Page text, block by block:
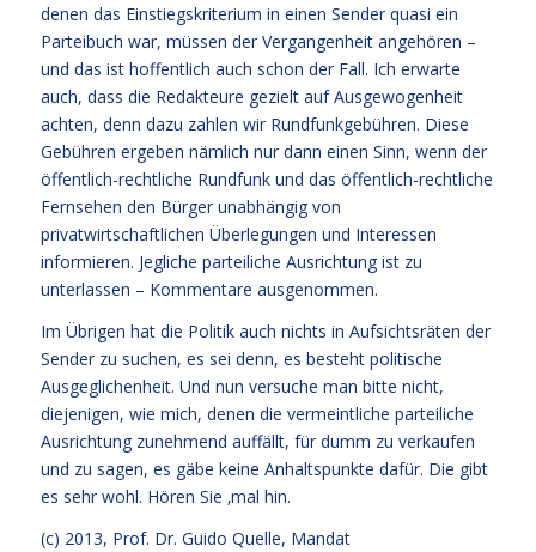
denen das Einstiegskriterium in einen Sender quasi ein
Parteibuch war, müssen der Vergangenheit angehören –
und das ist hoffentlich auch schon der Fall. Ich erwarte
auch, dass die Redakteure gezielt auf Ausgewogenheit
achten, denn dazu zahlen wir Rundfunkgebühren. Diese
Gebühren ergeben nämlich nur dann einen Sinn, wenn der
öffentlich-rechtliche Rundfunk und das öffentlich-rechtliche
Fernsehen den Bürger unabhängig von
privatwirtschaftlichen Überlegungen und Interessen
informieren. Jegliche parteiliche Ausrichtung ist zu
unterlassen – Kommentare ausgenommen.
Im Übrigen hat die Politik auch nichts in Aufsichtsräten der
Sender zu suchen, es sei denn, es besteht politische
Ausgeglichenheit. Und nun versuche man bitte nicht,
diejenigen, wie mich, denen die vermeintliche parteiliche
Ausrichtung zunehmend auffällt, für dumm zu verkaufen
und zu sagen, es gäbe keine Anhaltspunkte dafür. Die gibt
es sehr wohl. Hören Sie ‚mal hin.
(c) 2013, Prof. Dr. Guido Quelle, Mandat